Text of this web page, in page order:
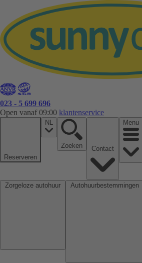
023 - 5 699 696
Open vanaf 09:00 klantenservice
Reserveren
NL
Zoeken
Menu